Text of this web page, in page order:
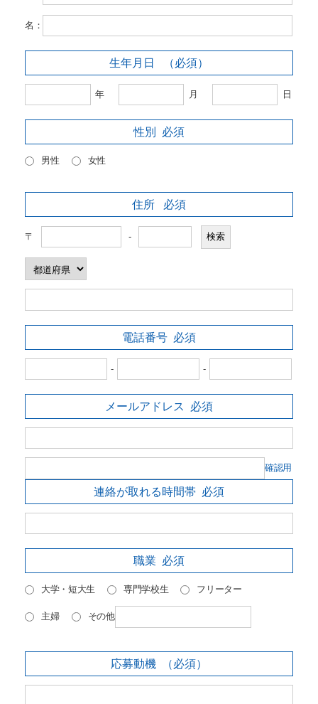
名：
生年月日 （必須）
年 月 日
性別 必須
男性 女性
住所 必須
〒 -
電話番号 必須
- -
メールアドレス 必須
確認用
連絡が取れる時間帯 必須
職業 必須
大学・短大生 専門学校生 フリーター
主婦 その他
応募動機 （必須）